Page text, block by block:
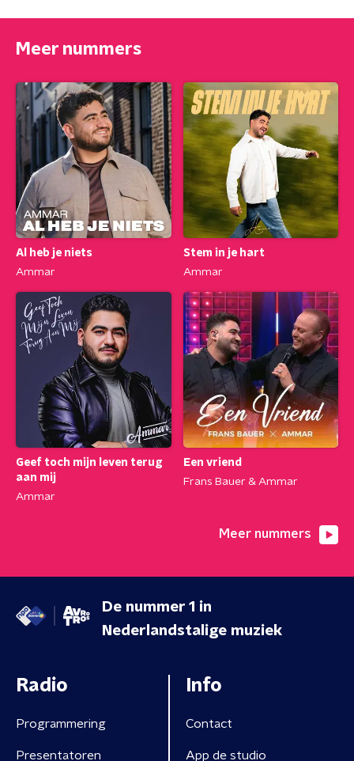
Meer nummers
Al heb je niets
Ammar
Stem in je hart
Ammar
Geef toch mijn leven terug
aan mij
Ammar
Een vriend
Frans Bauer & Ammar
Meer nummers
De nummer 1 in
Nederlandstalige muziek
Radio
Programmering
Presentatoren
Info
Contact
App de studio